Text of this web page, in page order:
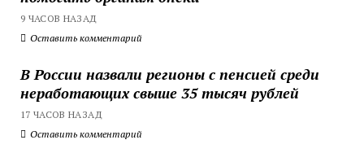
9 ЧАСОВ НАЗАД
Оставить комментарий
В России назвали регионы с пенсией среди
неработающих свыше 35 тысяч рублей
17 ЧАСОВ НАЗАД
Оставить комментарий